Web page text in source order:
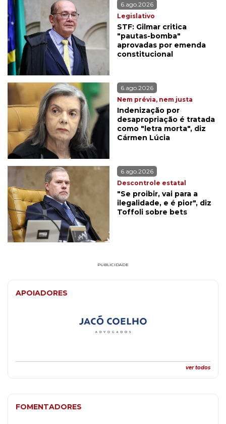
6.ago.2026
Legislativo
STF: Gilmar critica
"pautas-bomba"
aprovadas por emenda
constitucional
6.ago.2026
Nem prévia, nem justa
Indenização por
desapropriação é tratada
como "letra morta", diz
Cármen Lúcia
6.ago.2026
Descontrole estatal
"Se proibir, vai para a
ilegalidade, e é pior", diz
Toffoli sobre bets
PUBLICIDADE
APOIADORES
ver todos
FOMENTADORES